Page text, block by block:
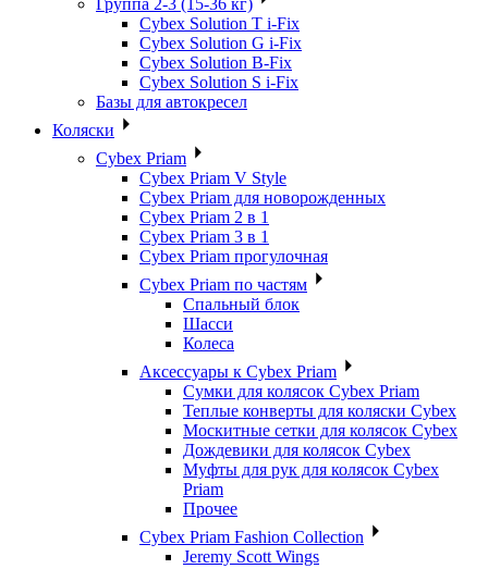
Группа 2-3 (15-36 кг)
Cybex Solution T i-Fix
Cybex Solution G i-Fix
Cybex Solution B-Fix
Cybex Solution S i-Fix
Базы для автокресел
Коляски
Cybex Priam
Cybex Priam V Style
Cybex Priam для новорожденных
Cybex Priam 2 в 1
Cybex Priam 3 в 1
Cybex Priam прогулочная
Cybex Priam по частям
Спальный блок
Шасси
Колеса
Аксессуары к Cybex Priam
Сумки для колясок Cybex Priam
Теплые конверты для коляски Cybex
Москитные сетки для колясок Cybex
Дождевики для колясок Cybex
Муфты для рук для колясок Cybex
Priam
Прочее
Cybex Priam Fashion Collection
Jeremy Scott Wings